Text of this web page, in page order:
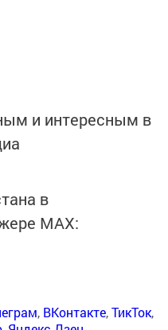
и интересным в
в
MАХ:
, ВКонтакте,ТикТок,